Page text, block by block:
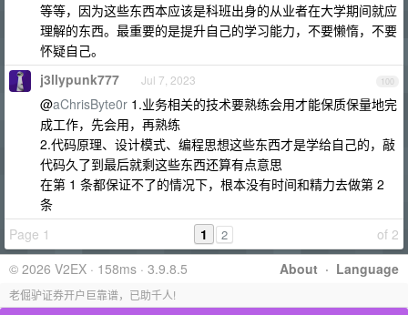
等等，因为这些东西本应该是科班出身的从业者在大学期间就应
理解的东西。最重要的是提升自己的学习能力，不要懒惰，不要
怀疑自己。
100
j3llypunk777 Jul 7, 2023
@aChrisByte0r 1.业务相关的技术要熟练会用才能保质保量地完
成工作，先会用，再熟练
2.代码原理、设计模式、编程思想这些东西才是学给自己的，敲
代码久了到最后就剩这些东西还算有点意思
在第 1 条都保证不了的情况下，根本没有时间和精力去做第 2
条
Page 1
of 2
1 2
About · Language
© 2026 V2EX · 158ms · 3.9.8.5
老倔驴证券开户巨靠谱，已助千人!